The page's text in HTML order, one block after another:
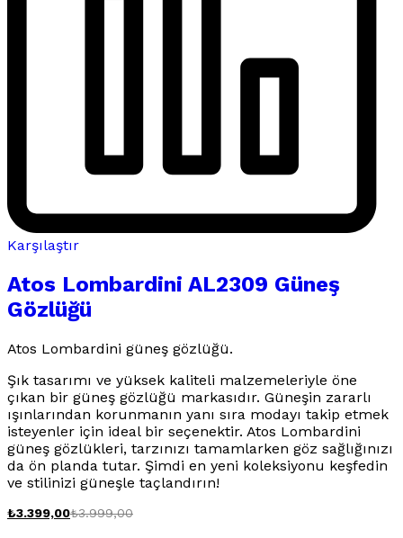
Karşılaştır
Atos Lombardini AL2309 Güneş
Gözlüğü
Atos Lombardini güneş gözlüğü.
Şık tasarımı ve yüksek kaliteli malzemeleriyle öne
çıkan bir güneş gözlüğü markasıdır. Güneşin zararlı
ışınlarından korunmanın yanı sıra modayı takip etmek
isteyenler için ideal bir seçenektir. Atos Lombardini
güneş gözlükleri, tarzınızı tamamlarken göz sağlığınızı
da ön planda tutar. Şimdi en yeni koleksiyonu keşfedin
ve stilinizi güneşle taçlandırın!
₺3.399,00₺3.999,00